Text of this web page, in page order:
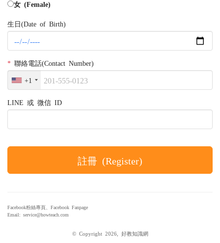
女 (Female)
生日(Date of Birth)
* 聯絡電話(Contact Number)
+1
LINE 或 微信 ID
註冊 (Register)
Facebook粉絲專頁、Facebook Fanpage
Email: service@howteach.com
© Copyright 2026, 好教知識網